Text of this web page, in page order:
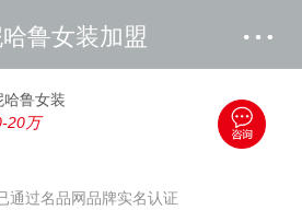
鲁女装加盟
哈鲁女装
20万
通过名品网品牌实名认证